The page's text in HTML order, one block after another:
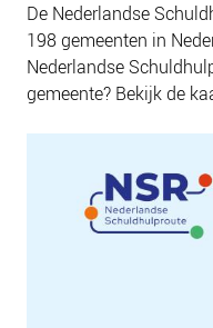
De Nederlandse
198 gemeenten in
Nederlandse
gemeente? Bekijk de